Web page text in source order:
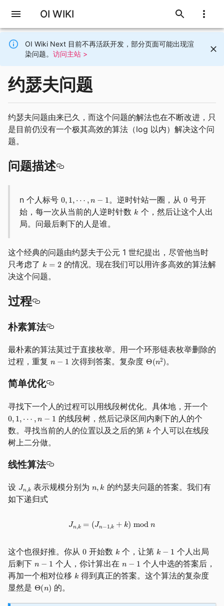
OI WIKI
OI Wiki Next 目前不再活跃开发，部分页面可能出现渲
染问题。 访问主站 >
约瑟夫问题
约瑟夫问题由来已久，而这个问题的解法也在不断改进，只
是目前仍没有一个极其高效的算法（log 以内）解决这个问
题。
问题描述
n 个人标号 。逆时针站一圈，从
号开
始，每一次从当前的人逆时针数
个，然后让这个人出
局。问最后剩下的人是谁。
这个经典的问题由约瑟夫于公元 1 世纪提出，尽管他当时
只考虑了
的情况。现在我们可以用许多高效的算法解
决这个问题。
过程
朴素算法
最朴素的算法莫过于直接枚举。用一个环形链表枚举删除的
过程，重复
次得到答案。复杂度 。
简单优化
寻找下一个人的过程可以用线段树优化。具体地，开一个
的线段树，然后记录区间内剩下的人的个
数。寻找当前的人的位置以及之后的第
个人可以在线段
树上二分做。
线性算法
设 表示规模分别为
的约瑟夫问题的答案。我们有
如下递归式
这个也很好推。你从 开始数 个，让第
个人出局
后剩下
个人，你计算出在
个人中选的答案后，
再加一个相对位移
得到真正的答案。这个算法的复杂度
显然是
的。